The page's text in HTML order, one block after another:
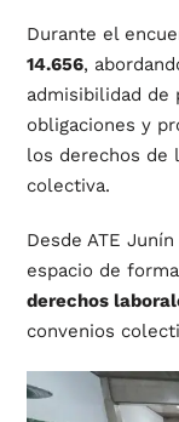
Durante el
14.656,
admisibilidad de
obligaciones y
los derechos de
colectiva.
Desde ATE
espacio de
derechos
convenios